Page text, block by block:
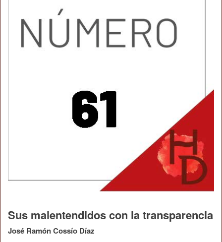
Sus malentendidos con la transparencia
José Ramón Cossío Díaz